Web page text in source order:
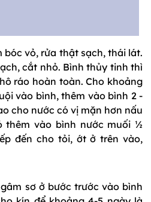
bóc vỏ, rửa thật sạch, thái lát.
cắt nhỏ. Bình thủy tinh thì
ráo hoàn toàn. Cho khoảng
vào bình, thêm vào bình 2 -
cho nước có vị mặn hơn nấu
thêm vào bình nước muối ½
đến cho tỏi, ớt ở trên vào,
sơ ở bước trước vào bình